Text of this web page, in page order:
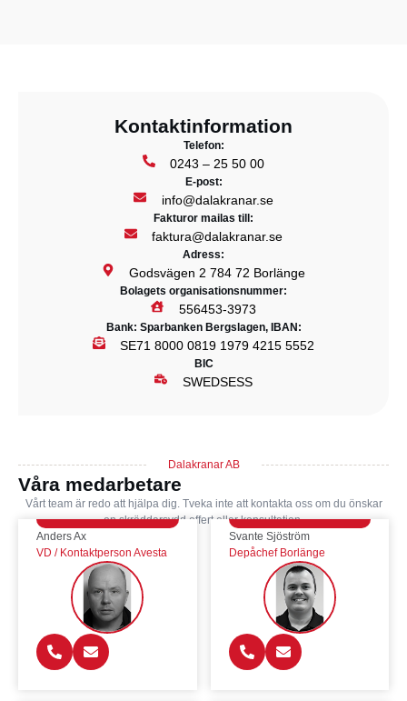
Kontaktinformation
Telefon:
0243 – 25 50 00
E-post:
info@dalakranar.se
Fakturor mailas till:
faktura@dalakranar.se
Adress:
Godsvägen 2 784 72 Borlänge
Bolagets organisationsnummer:
556453-3973
Bank: Sparbanken Bergslagen, IBAN:
SE71 8000 0819 1979 4215 5552
BIC
SWEDSESS
Dalakranar AB
Våra medarbetare
Vårt team är redo att hjälpa dig. Tveka inte att kontakta oss om du önskar
en skräddarsydd offert eller konsultation.
Anders Ax
VD / Kontaktperson Avesta
Svante Sjöström
Depåchef Borlänge